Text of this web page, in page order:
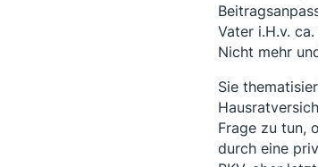
Vater i.H.v.
Nicht mehr
Sie
Frage zu tun,
durch eine